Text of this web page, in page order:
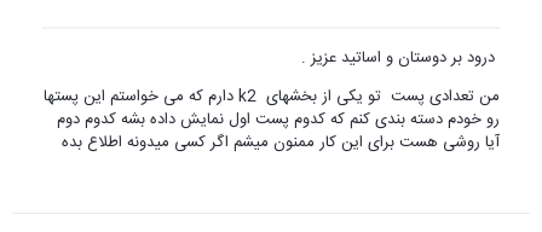
درود بر دوستان و اساتید عزیز .
من تعدادی پست تو یکی از بخشهای k2 دارم که می خواستم این پستها
رو خودم دسته بندی کنم که کدوم پست اول نمایش داده بشه کدوم دوم
آیا روشی هست برای این کار ممنون میشم اگر کسی میدونه اطلاع بده